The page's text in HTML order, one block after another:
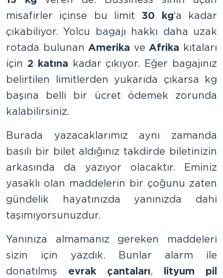
misafirler içinse bu limit 30 kg‘a kadar
çıkabiliyor. Yolcu bagajı hakkı daha uzak
rotada bulunanAmerika veAfrika kıtaları
için 2 katına kadar çıkıyor. Eğer bagajınız
belirtilen limitlerden yukarıda çıkarsa kg
başına belli bir ücret ödemek zorunda
kalabilirsiniz.
Burada yazacaklarımız aynı zamanda
basılı bir bilet aldığınız takdirde biletinizin
arkasında da yazıyor olacaktır. Eminiz
yasaklı olan maddelerin bir çoğunu zaten
gündelik hayatınızda yanınızda dahi
taşımıyorsunuzdur.
Yanınıza almamanız gereken maddeleri
sizin için yazdık. Bunlar alarm ile
donatılmış evrak çantaları, lityum pil